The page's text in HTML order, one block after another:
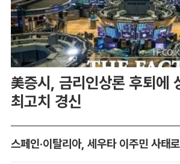
美증시, 금리인상론 후퇴
최고치 경신
스페인·이탈리아, 세우타 이주민 사태